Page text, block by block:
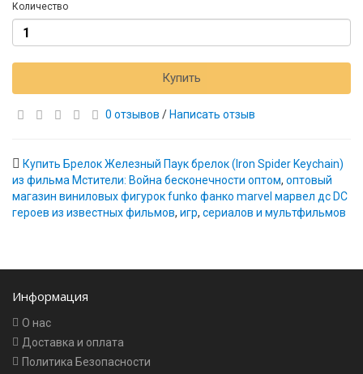
Количество
Купить
0 отзывов / Написать отзыв
Купить Брелок Железный Паук брелок (Iron Spider Keychain)
из фильма Мстители: Война бесконечности оптом, оптовый
магазин виниловых фигурок funko фанко marvel марвел дс DC
героев из известных фильмов, игр, сериалов и мультфильмов
Информация
О нас
Доставка и оплата
Политика Безопасности